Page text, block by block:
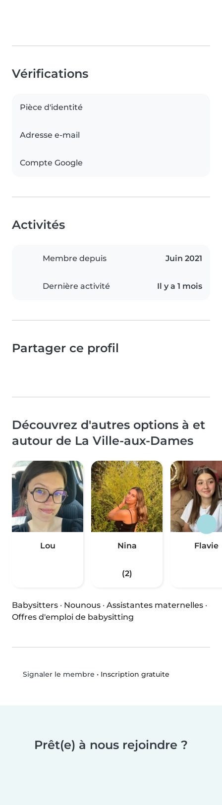
Vérifications
Pièce d'identité
Adresse e-mail
Compte Google
Activités
Membre depuis Juin 2021
Dernière activité Il y a 1 mois
Partager ce profil
Découvrez d'autres options à et
autour de La Ville-aux-Dames
Lou Nina
(2)
Flavie
Babysitters · Nounous · Assistantes maternelles ·
Offres d'emploi de babysitting
Signaler le membre • Inscription gratuite
Prêt(e) à nous rejoindre ?